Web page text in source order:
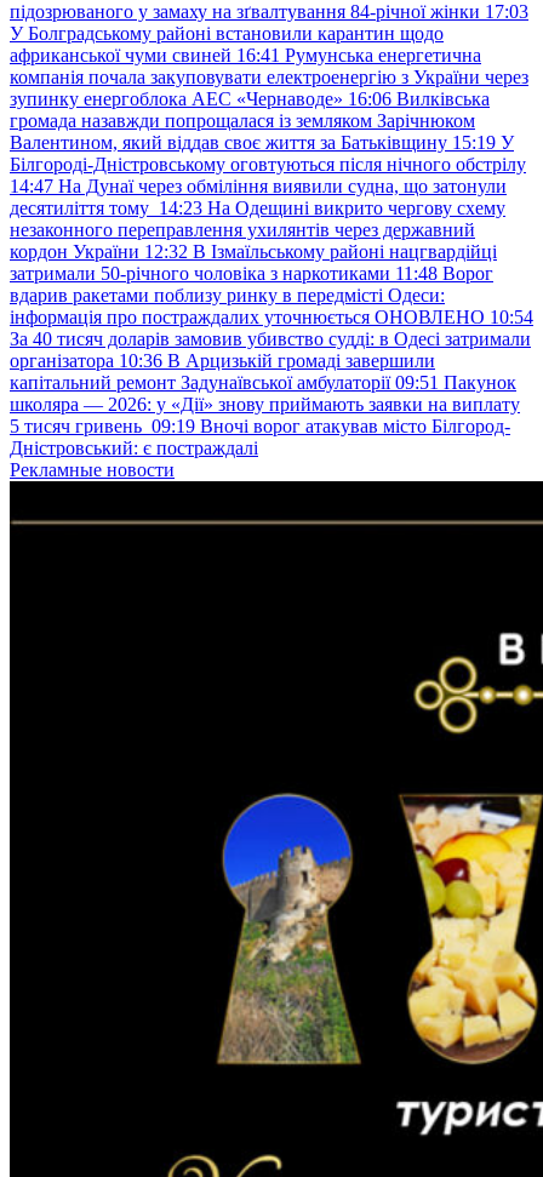
підозрюваного у замаху на зґвалтування 84-річної жінки 17:03
У Болградському районі встановили карантин щодо
африканської чуми свиней 16:41 Румунська енергетична
компанія почала закуповувати електроенергію з України через
зупинку енергоблока АЕС «Чернаводе» 16:06 Вилківська
громада назавжди попрощалася із земляком Зарічнюком
Валентином, який віддав своє життя за Батьківщину 15:19 У
Білгороді-Дністровському оговтуються після нічного обстрілу
14:47 На Дунаї через обміління виявили судна, що затонули
десятиліття тому 14:23 На Одещині викрито чергову схему
незаконного переправлення ухилянтів через державний
кордон України 12:32 В Ізмаїльському районі нацгвардійці
затримали 50-річного чоловіка з наркотиками 11:48 Ворог
вдарив ракетами поблизу ринку в передмісті Одеси:
інформація про постраждалих уточнюється ОНОВЛЕНО 10:54
За 40 тисяч доларів замовив убивство судді: в Одесі затримали
організатора 10:36 В Арцизькій громаді завершили
капітальний ремонт Задунаївської амбулаторії 09:51 Пакунок
школяра — 2026: у «Дії» знову приймають заявки на виплату
5 тисяч гривень 09:19 Вночі ворог атакував місто Білгород-
Дністровський: є постраждалі
Рекламные новости